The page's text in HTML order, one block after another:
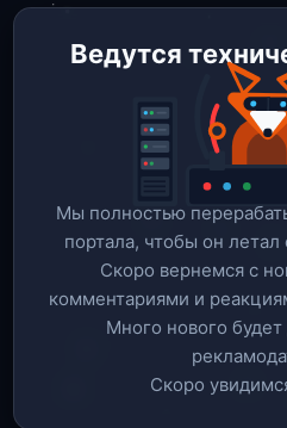
Ведутся
Мы полностью
портала, чтобы он
Скоро вернемся c
комментариями и
Много нового
Скоро